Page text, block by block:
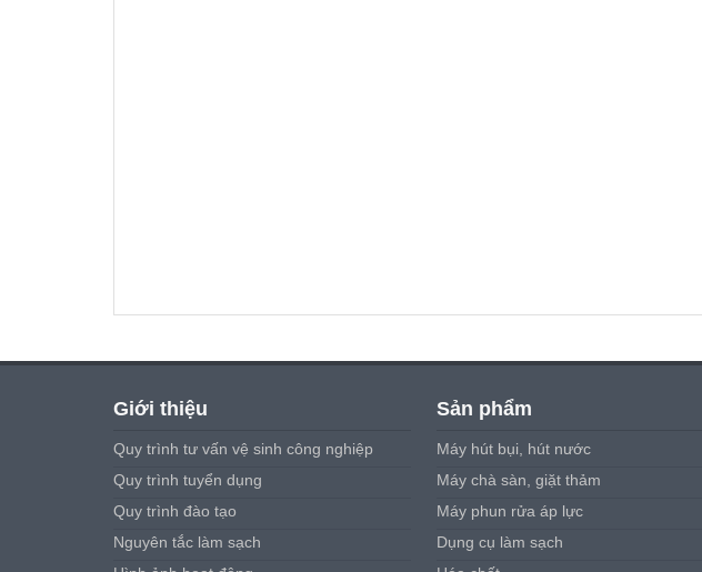
Giới thiệu
Quy trình tư vấn vệ sinh công nghiệp
Quy trình tuyển dụng
Quy trình đào tạo
Nguyên tắc làm sạch
Sản phẩm
Máy hút bụi, hút nước
Máy chà sàn, giặt thảm
Máy phun rửa áp lực
Dụng cụ làm sạch